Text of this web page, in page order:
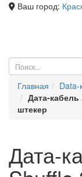
Ваш город:
Главная Data-
Дата-
штекер
Дата-